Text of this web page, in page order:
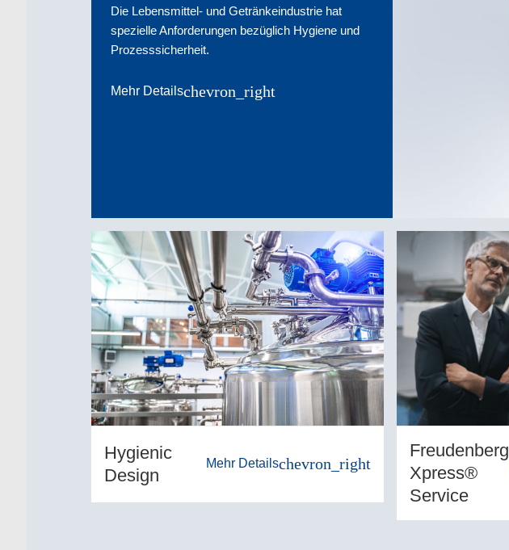
Die Lebensmittel- und Getränkeindustrie hat
spezielle Anforderungen bezüglich Hygiene und
Prozesssicherheit.
Mehr Detailschevron_right
Hygienic
Design
Mehr Detailschevron_right
Freudenberg
Xpress®
Service